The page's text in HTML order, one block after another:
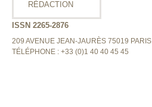
RÉDACTION
ISSN 2265-2876
209 AVENUE JEAN-JAURÈS 75019 PARIS
TÉLÉPHONE : +33 (0)1 40 40 45 45